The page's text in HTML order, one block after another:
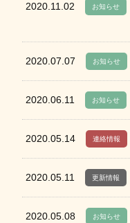
2020.11.02 お知らせ
2020.07.07 お知らせ
2020.06.11 お知らせ
2020.05.14 連絡情報
2020.05.11 更新情報
2020.05.08 お知らせ